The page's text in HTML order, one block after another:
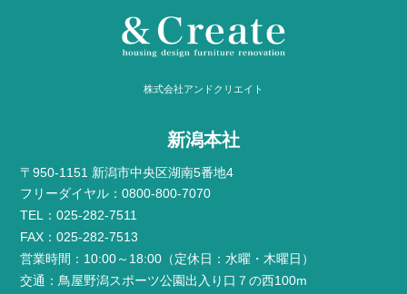
株式会社アンドクリエイト
新潟本社
〒950-1151 新潟市中央区湖南5番地4
フリーダイヤル：0800-800-7070
TEL：025-282-7511
FAX：025-282-7513
営業時間：10:00～18:00（定休日：水曜・木曜日）
交通：鳥屋野潟スポーツ公園出入り口７の西100m